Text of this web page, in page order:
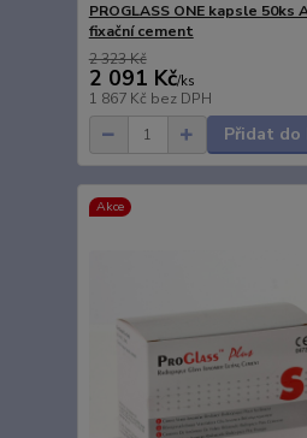
PROGLASS ONE kapsle 50ks
fixační cement
2 323 Kč
2 091 Kč/ks
1 867 Kč bez DPH
Přidat do
Akce